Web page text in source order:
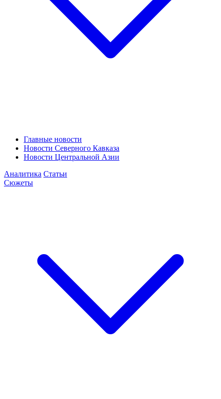
Главные новости
Новости Северного Кавказа
Новости Центральной Азии
Аналитика Статьи
Сюжеты